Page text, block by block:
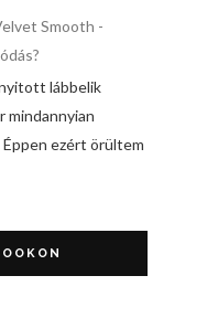
Smooth -
lábbelik
mindannyian
ezért örültem